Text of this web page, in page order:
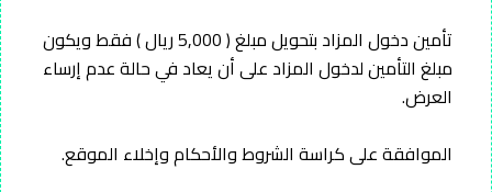
تأمين دخول المزاد بتحويل مبلغ ( 5,000 ريال ) فقط ويكون
مبلغ التأمين لدخول المزاد على أن يعاد في حالة عدم إرساء
العرض.
الموافقة على كراسة الشروط والأحكام وإخلاء الموقع.